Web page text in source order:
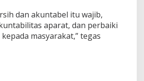
dan akuntabel itu wajib,
aparat, dan perbaiki
masyarakat,” tegas